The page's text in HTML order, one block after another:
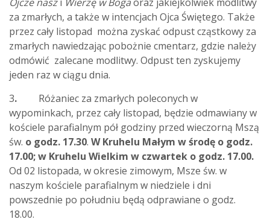
za zmarłych, a także w intencjach Ojca Świętego. Także
przez cały listopad można zyskać odpust cząstkowy za
zmarłych nawiedzając pobożnie cmentarz, gdzie należy
odmówić zalecane modlitwy. Odpust ten zyskujemy
jeden raz w ciągu dnia.
3. Różaniec za zmarłych poleconych w
wypominkach, przez cały listopad, będzie odmawiany w
kościele parafialnym pół godziny przed wieczorną Mszą
św. o godz. 17.30. W Kruhelu Małym w środę o godz.
17.00; w Kruhelu Wielkim w czwartek o godz. 17.00.
Od 02 listopada, w okresie zimowym, Msze św. w
naszym kościele parafialnym w niedziele i dni
powszednie po południu będą odprawiane o godz.
18.00.